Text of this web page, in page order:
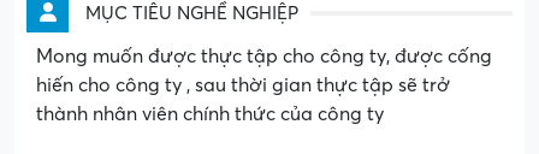
MỤC TIÊU NGHỀ NGHIỆP
Mong muốn được thực tập cho công ty, được cống
hiến cho công ty , sau thời gian thực tập sẽ trở
thành nhân viên chính thức của công ty